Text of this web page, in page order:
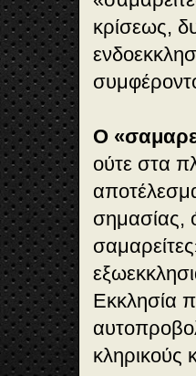
κρίσεως,
Ο
ούτε στα
σημασίας,
Εκκλησία
κληρικούς